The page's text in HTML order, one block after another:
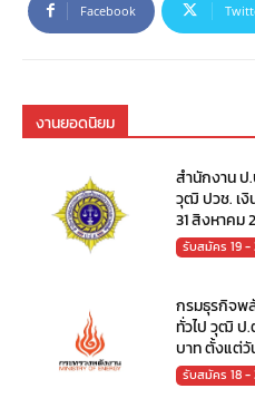
Facebook
งานยอดนิยม
สำนักงาน ป
วุฒิ ปวช. เงิ
31 สิงหาคม
รับสมัคร 19 -
กรมธุรกิจพ
ทั่วไป วุฒิ ป.
บาท ตั้งแต่วั
รับสมัคร 18 -